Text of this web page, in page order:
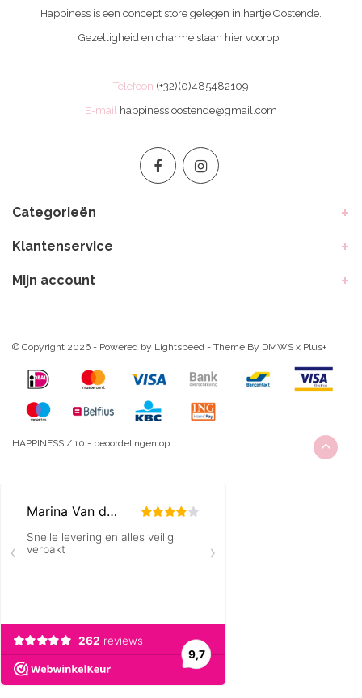
Happiness is een concept store gelegen in hartje Oostende.
Gezelligheid en charme staan hier voorop.
Telefoon (+32)(0)485482109
E-mail happiness.oostende@gmail.com
Categorieën
Klantenservice
Mijn account
© Copyright 2026 - Powered by Lightspeed - Theme By DMWS x Plus+
HAPPINESS / 10 - beoordelingen op